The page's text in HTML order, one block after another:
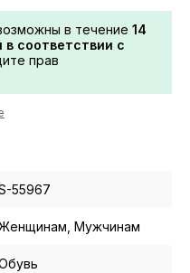
в течение 14
соответствии с
прав
55967
Мужчинам